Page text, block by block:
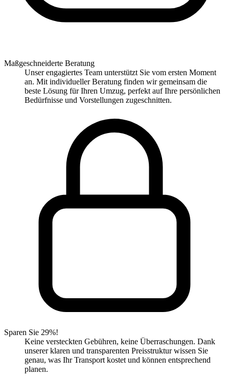
Maßgeschneiderte Beratung
Unser engagiertes Team unterstützt Sie vom ersten Moment
an. Mit individueller Beratung finden wir gemeinsam die
beste Lösung für Ihren Umzug, perfekt auf Ihre persönlichen
Bedürfnisse und Vorstellungen zugeschnitten.
Sparen Sie 29%!
Keine versteckten Gebühren, keine Überraschungen. Dank
unserer klaren und transparenten Preisstruktur wissen Sie
genau, was Ihr Transport kostet und können entsprechend
planen.